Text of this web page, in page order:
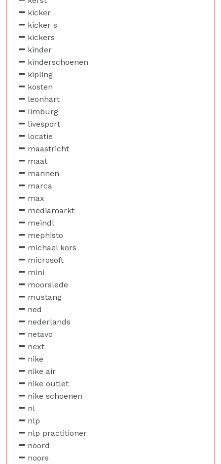
kicker
kicker s
kickers
kinder
kinderschoenen
kipling
kosten
leonhart
limburg
livesport
locatie
maastricht
maat
mannen
marca
max
mediamarkt
meindl
mephisto
michael kors
microsoft
mini
moorslede
mustang
ned
nederlands
netavo
next
nike
nike air
nike outlet
nike schoenen
nl
nlp
nlp practitioner
noord
noors